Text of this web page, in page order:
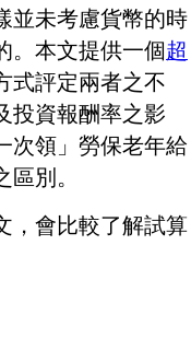
並未考慮貨幣的時
。本文提供一個超
式評定兩者之不
投資報酬率之影
次領」勞保老年給
別。
，會比較了解試算